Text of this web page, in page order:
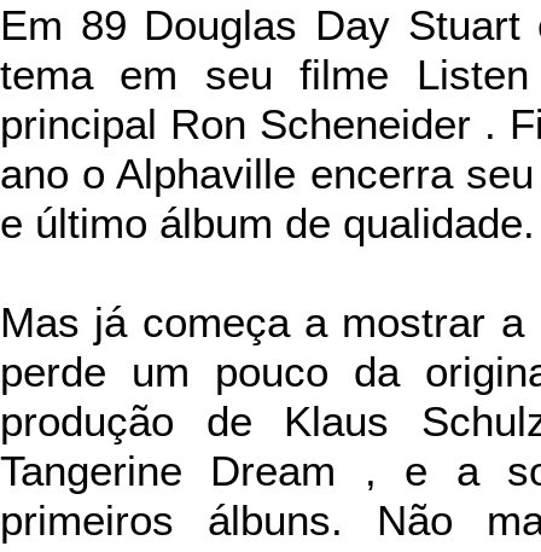
Em 89 Douglas Day Stuart
tema em seu filme
principal Ron Scheneider .
ano o Alphaville encerra
e último álbum de qualidade.
Mas já começa a mostrar
perde um pouco da
produção de Klaus
Tangerine Dream , e a
primeiros álbuns. Não